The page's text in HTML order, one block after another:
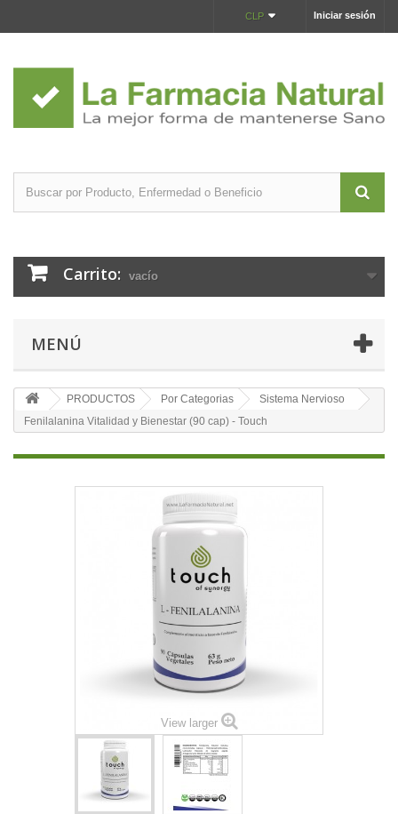
Iniciar sesión
CLP
Carrito: vacío
MENÚ
PRODUCTOS Por Categorias
Sistema Nervioso
Fenilalanina Vitalidad y Bienestar (90 cap) - Touch
View larger